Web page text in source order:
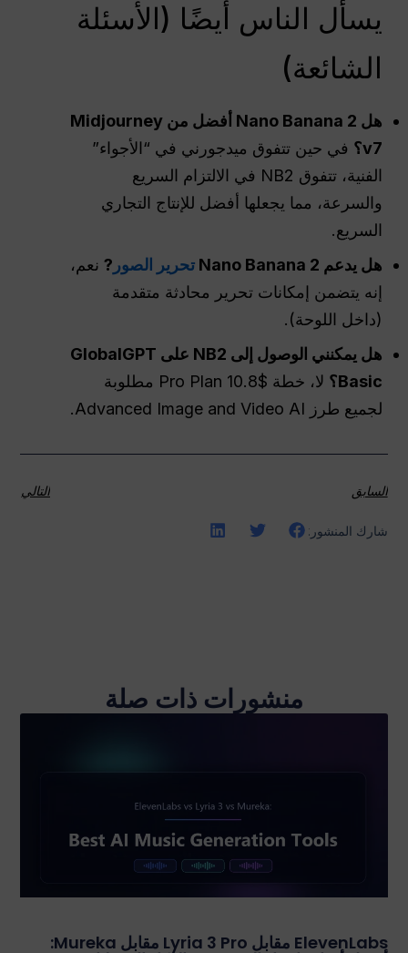
يسأل الناس أيضًا (الأسئلة
الشائعة)
هل Nano Banana 2 أفضل من Midjourney
v7؟
في حين تتفوق ميدجورني في “الأجواء”
الفنية، تتفوق NB2 في الالتزام السريع
والسرعة، مما يجعلها أفضل للإنتاج التجاري
السريع.
هل يدعم Nano Banana 2
تحرير الصور ? نعم،
إنه يتضمن إمكانات تحرير محادثة متقدمة
(داخل اللوحة).
هل يمكنني الوصول إلى NB2 على GlobalGPT
Basic؟
لا، خطة $10.8 Pro Plan مطلوبة
لجميع طرز Advanced Image and Video AI.
السابق التالي
شارك المنشور:
منشورات ذات صلة
ElevenLabs مقابل Lyria 3 Pro مقابل Mureka: